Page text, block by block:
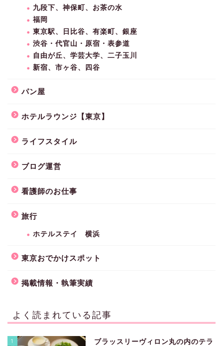
九段下、神保町、お茶の水
福岡
東京駅、日比谷、有楽町、銀座
渋谷・代官山・原宿・表参道
自由が丘、学芸大学、二子玉川
新宿、市ヶ谷、四谷
パン屋
ホテルラウンジ【東京】
ライフスタイル
ブログ運営
看護師のお仕事
旅行
ホテルステイ 横浜
東京おでかけスポット
掲載情報・執筆実績
よく読まれている記事
1
ブラッスリーヴィロン丸の内のテラ